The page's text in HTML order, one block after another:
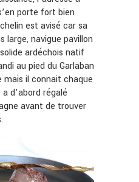
porte fort bien
est avisé car sa
large, navigue pavillon
ardéchois natif
au pied du Garlaban
mais il connait chaque
d’abord régalé
avant de trouver